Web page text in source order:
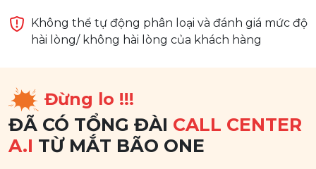
Không thể tự động phân loại và đánh giá mức độ
hài lòng/ không hài lòng của khách hàng
Đừng lo !!!
ĐÃ CÓ TỔNG ĐÀI CALL CENTER
A.I TỪ MẮT BÃO ONE